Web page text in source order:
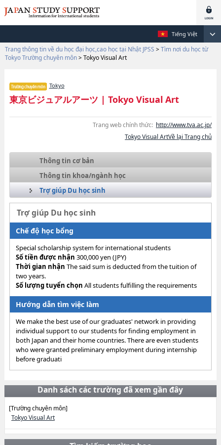
Tiếng Việt
Trang thông tin về du học đại học,cao học tại Nhật JPSS > Tìm nơi du học từ
Tokyo Trường chuyên môn> Tokyo Visual Art
Tokyo
東京ビジュアルアーツ | Tokyo Visual Art
Trang web chính thức: http://www.tva.ac.jp/
Tokyo Visual ArtVề lại Trang chủ
Thông tin cơ bản
Thông tin khoa/ngành học
Trợ giúp Du học sinh
Trợ giúp Du học sinh
Chế độ học bổng
Special scholarship system for international students
Số tiền được nhận 300,000 yen (JPY)
Thời gian nhận The said sum is deducted from the tuition of
two years.
Số lượng tuyển chọn All students fulfilling the requirements
Hướng dẫn tìm việc làm
We make the best use of our graduates' network in providing
individual support to our students for finding employment in
both Japan and their home countries. There are even students
who were granted preliminary employment during internship
before graduati
Danh sách các trường đã xem gần đây
[Trường chuyên môn]
Tokyo Visual Art